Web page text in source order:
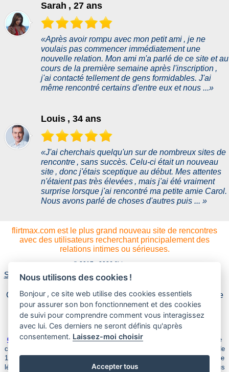
«Après avoir rompu avec mon petit ami , je ne
voulais pas commencer immédiatement une
nouvelle relation. Mon ami m'a parlé de ce site et au
cours de la première semaine après l'inscription ,
j'ai contacté tellement de gens formidables. J'ai
même rencontré certains d'entre eux et nous ...»
Sarah , 27 ans
«J'ai cherchais quelqu'un sur de nombreux sites de
rencontre , sans succès. Celu-ci était un nouveau
site , donc j'étais sceptique au début. Mes attentes
n'étaient pas très élevées , mais j'ai été vraiment
surprise lorsque j'ai rencontré ma petite amie Carol.
Nous avons parlé de choses d'autres puis ... »
Louis , 34 ans
flirtmax.com est le plus grand nouveau site de rencontres
avec des utilisateurs recherchant principalement des
relations intimes ou sérieuses.
© 2017 - 2026 flirtmax.com
Soutien technique A propos de nous
Politique de confidentialité
CB Media Ltd., Spaces Business Center Elstow Road, Suite
#A3, Bedford, MK42 8PL, United Kingdom
Tous les modèles figurant sur ce site web sont âgés de 18 ans ou plus.
Cliquez icipour les enregistrements requis en vertu de la déclaration de
conformité relative aux exigences de conservation des enregistrements de
18 U.S.C. 2257. En accédant à ce site, vous attestez que vous avez l'âge
légal dans votre région pour visionner du matériel pour adultes et que vous
Nous utilisons des cookies !
Bonjour , ce site web utilise des cookies essentiels
pour assurer son bon fonctionnement et des cookies
de suivi pour comprendre comment vous interagissez
avec lui. Ces derniers ne seront définis qu'après
consentement. Laissez-moi choisir
Accepter tous